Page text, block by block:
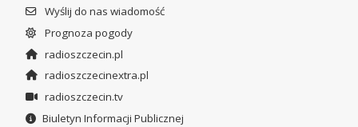
Wyślij do nas wiadomość
Prognoza pogody
radioszczecin.pl
radioszczecinextra.pl
radioszczecin.tv
Biuletyn Informacji Publicznej